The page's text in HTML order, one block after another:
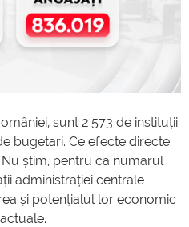
sunt 2.573 de instituții
bugetari. Ce efecte directe
știm, pentru că numărul
administrației centrale
și potențialul lor economic
actuale.